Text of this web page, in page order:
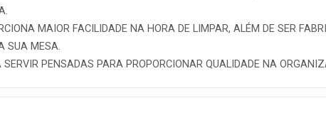
MAIOR FACILIDADE NA HORA DE LIMPAR, ALÉM DE SER
SUA MESA.
PENSADAS PARA PROPORCIONAR QUALIDADE NA